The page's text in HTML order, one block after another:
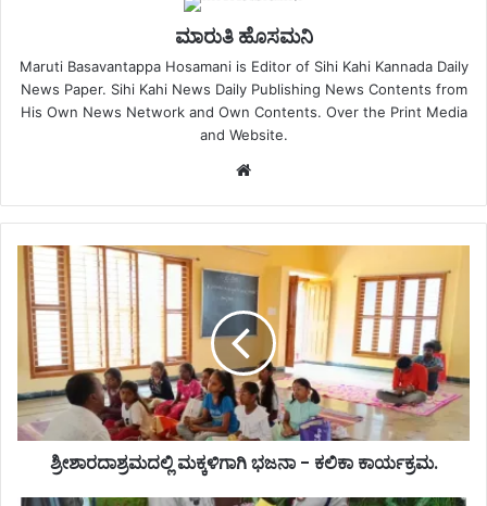
ಮಾರುತಿ ಹೊಸಮನಿ
Maruti Basavantappa Hosamani is Editor of Sihi Kahi Kannada Daily
News Paper. Sihi Kahi News Daily Publishing News Contents from
His Own News Network and Own Contents. Over the Print Media
and Website.
Website
ಶ್ರೀಶಾರದಾಶ್ರಮದಲ್ಲಿ ಮಕ್ಕಳಿಗಾಗಿ ಭಜನಾ - ಕಲಿಕಾ ಕಾರ್ಯಕ್ರಮ.